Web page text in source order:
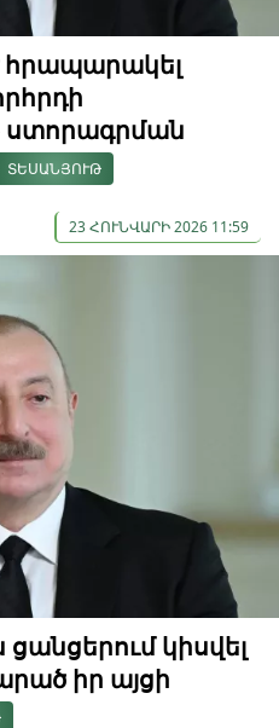
հրապարակել
ստորագրման
ՏԵՍԱՆՅՈՒԹ
23 ՀՈՒՆՎԱՐԻ 2026 11:59
կիսվել
իր այցի